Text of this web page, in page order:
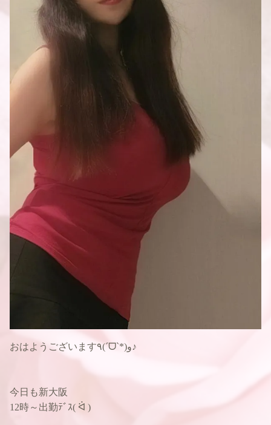
おはようございます٩(ˊᗜˋ*)و♪
今日も新大阪
12時～出勤ﾃﾞｽ( ᐛ )ゞ